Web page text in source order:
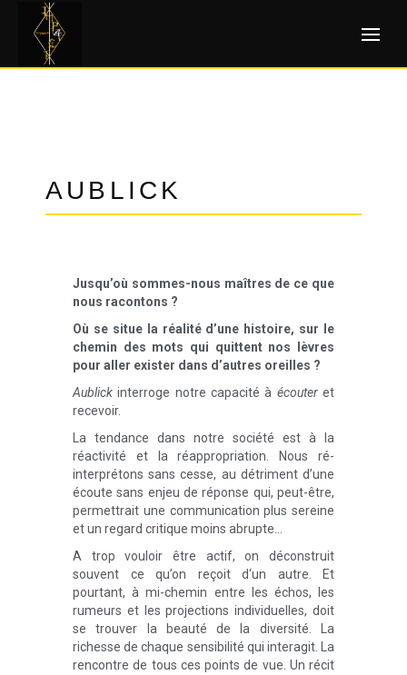
AUBLICK
Jusqu’où sommes-nous maîtres de ce que
nous racontons ?
Où se situe la réalité d’une histoire, sur le
chemin des mots qui quittent nos lèvres
pour aller exister dans d’autres oreilles ?
Aublick interroge notre capacité à écouteret
recevoir.
La tendance dans notre société est à la
réactivité et la réappropriation. Nous ré-
interprétons sans cesse, au détriment d’une
écoute sans enjeu de réponse qui, peut-être,
permettrait une communication plus sereine
et un regard critique moins abrupte…
A trop vouloir être actif, on déconstruit
souvent ce qu’on reçoit d‘un autre. Et
pourtant, à mi-chemin entre les échos, les
rumeurs et les projections individuelles, doit
se trouver la beauté de la diversité. La
richesse de chaque sensibilité qui interagit. La
rencontre de tous ces points de vue. Un récit